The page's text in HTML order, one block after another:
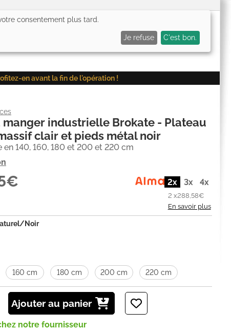
0) Mon panier (0
en avant la fin de l'opération !
manger industrielle Brokate - Plateau
clair et pieds métal noir
en 140, 160, 180 et 200 et 220 cm
2x 3x 4x
2 x288,58€
En savoir plus
Noir
160 cm 180 cm 200 cm 220 cm
Ajouter au panier
notre fournisseur
consentement plus tard.
Je refuse C'est bon.